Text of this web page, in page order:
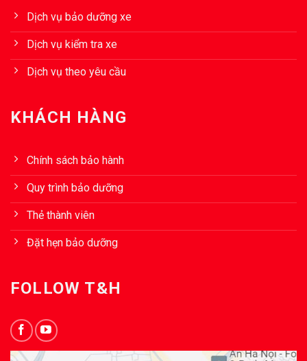
Dịch vụ bảo dưỡng xe
Dịch vụ kiểm tra xe
Dịch vụ theo yêu cầu
KHÁCH HÀNG
Chính sách bảo hành
Quy trình bảo dưỡng
Thẻ thành viên
Đặt hẹn bảo dưỡng
FOLLOW T&H